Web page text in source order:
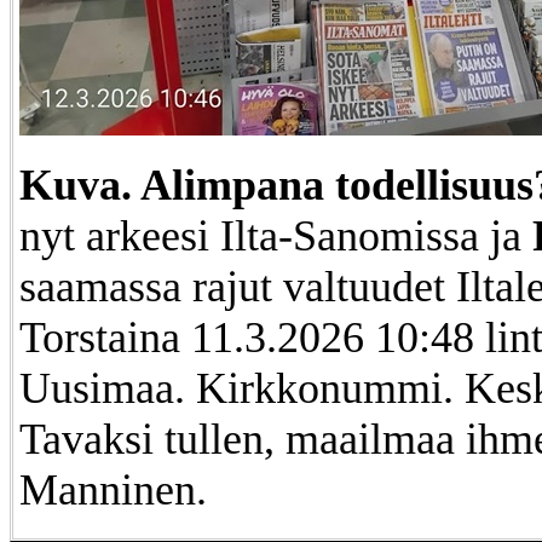
Kuva. Alimpana
nyt arkeesi Ilta-Sanomissa ja
saamassa rajut valtuudet
Torstaina 11.3.2026 10:48
Uusimaa. Kirkkonummi.
Tavaksi tullen, maailmaa
Manninen.